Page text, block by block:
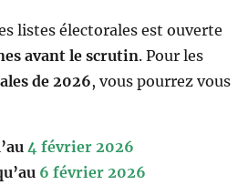
listes électorales est ouverte
avant le scrutin. Pour les
de 2026, vous pourrez vous
4 février 2026
6 février 2026